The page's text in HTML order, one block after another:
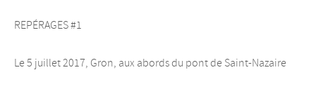
REPÉRAGES #1
Le 5 juillet 2017, Gron, aux abords du pont de Saint-Nazaire